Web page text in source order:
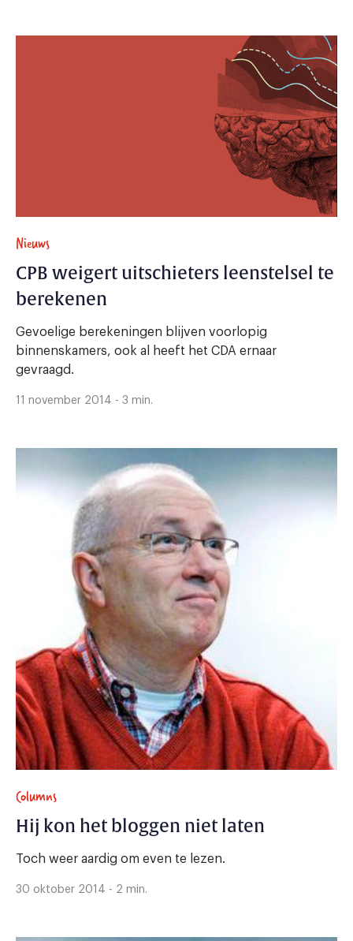
Nieuws
CPB weigert uitschieters leenstelsel te
berekenen
Gevoelige berekeningen blijven voorlopig
binnenskamers, ook al heeft het CDA ernaar
gevraagd.
11 november 2014 - 3 min.
Columns
Hij kon het bloggen niet laten
Toch weer aardig om even te lezen.
30 oktober 2014 - 2 min.